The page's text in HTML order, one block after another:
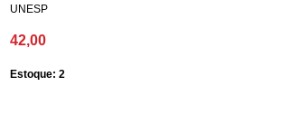
UNESP
42,00
Estoque: 2